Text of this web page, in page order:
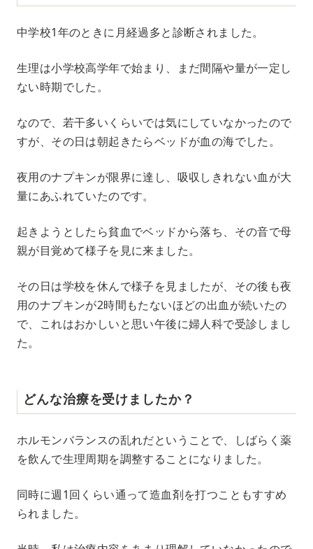
中学校1年のときに月経過多と診断されました。
生理は小学校高学年で始まり、まだ間隔や量が一定し
ない時期でした。
なので、若干多いくらいでは気にしていなかったので
すが、その日は朝起きたらベッドが血の海でした。
夜用のナプキンが限界に達し、吸収しきれない血が大
量にあふれていたのです。
起きようとしたら貧血でベッドから落ち、その音で母
親が目覚めて様子を見に来ました。
その日は学校を休んで様子を見ましたが、その後も夜
用のナプキンが2時間もたないほどの出血が続いたの
で、これはおかしいと思い午後に婦人科で受診しまし
た。
どんな治療を受けましたか？
ホルモンバランスの乱れだということで、しばらく薬
を飲んで生理周期を調整することになりました。
同時に週1回くらい通って造血剤を打つこともすすめ
られました。